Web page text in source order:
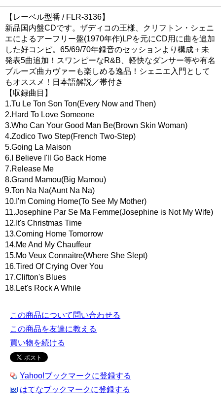
【レーベル型番 / FLR-3136】
新品国内盤CDです。ザディコの王様、クリフトン・シェニ
エによるアーフリー盤(1970年作)LPを元にCD用に曲を追加
した好コンピ。65/69/70年録音のセッションより構成＋未
発表5曲追加！スワンピーなR&B、軽快なダンサー等や有名
ブルーズ曲カヴァーも楽しめる逸品！シェニエ入門として
もオススメ！日本語解説／帯付き
【収録曲目】
1.Tu Le Ton Son Ton(Every Now and Then)
2.Hard To Love Someone
3.Who Can Your Good Man Be(Brown Skin Woman)
4.Zodico Two Step(French Two-Step)
5.Going La Maison
6.I Believe I'll Go Back Home
7.Release Me
8.Grand Mamou(Big Mamou)
9.Ton Na Na(Aunt Na Na)
10.I'm Coming Home(To See My Mother)
11.Josephine Par Se Ma Femme(Josephine is Not My Wife)
12.It's Christmas Time
13.Coming Home Tomorrow
14.Me And My Chauffeur
15.Mo Veux Connaitre(Where She Slept)
16.Tired Of Crying Over You
17.Clifton's Blues
18.Let's Rock A While
この商品について問い合わせる
この商品を友達に教える
買い物を続ける
Yahoo!ブックマークに登録する
はてなブックマークに登録する